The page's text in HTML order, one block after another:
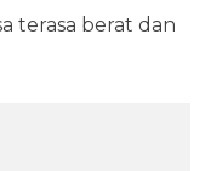
terasa berat dan